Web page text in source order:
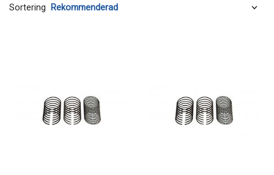
Sortering